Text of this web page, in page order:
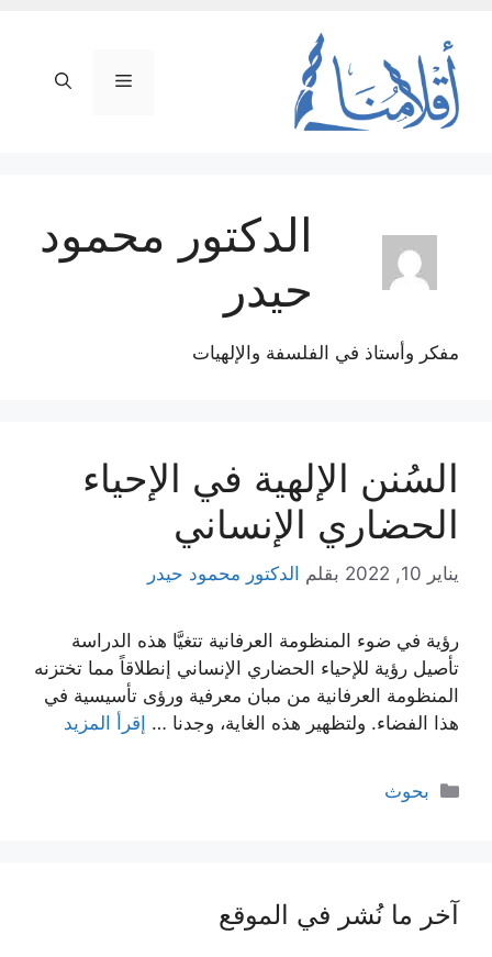
المحتوى
القائمة
الدكتور محمود
حيدر
مفكر وأستاذ في الفلسفة والإلھیات
السُنن الإلهية في الإحياء
الحضاري الإنساني
يناير 10, 2022 بقلم الدكتور محمود حيدر
رؤية في ضوء المنظومة العرفانية تتغيَّا هذه الدراسة
تأصيل رؤية للإحياء الحضاري الإنساني إنطلاقاً مما تختزنه
المنظومة العرفانية من مبان معرفية ورؤى تأسيسية في
هذا الفضاء. ولتظهير هذه الغاية، وجدنا … إقرأ المزيد
التصنيفات
بحوث
آخر ما نُشر في الموقع